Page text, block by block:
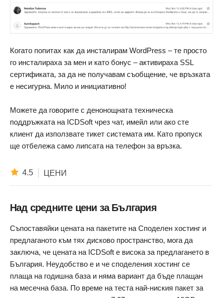
Когато попитах как да инсталирам WordPress – те просто
го инсталираха за мен и като бонус – активираха SSL
сертификата, за да не получавам съобщение, че връзката
е несигурна. Мило и инициативно!
Можете да говорите с денонощната техническа
поддръжката на ICDSoft чрез чат, имейл или ако сте
клиент да използвате тикет системата им. Като пропуск
ще отбeлежа само липсата на телефон за връзка.
4.5 ЦЕНИ
Над средните цени за България
Съпоставяйки цената на пакетите на Споделен хостинг и
предлаганoто към тях дисково пространство, мога да
заключа, че цената на ICDSoft e висока за предлагането в
България. Неудобство е и че споделения хостинг се
плаща на годишна база и няма вариант да бъде плащан
на месечна база. По време на теста най-ниския пакет за